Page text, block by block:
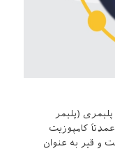
(پلیمر
کامپوزیت
و قیر به عنوان